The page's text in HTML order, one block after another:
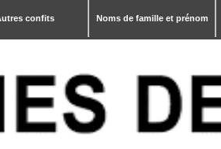
confits Noms de famille et prénom